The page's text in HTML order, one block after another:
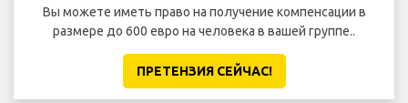
Вы можете иметь право на получение компенсации в
размере до 600 евро на человека в вашей группе..
ПРЕТЕНЗИЯ CЕЙЧАС!